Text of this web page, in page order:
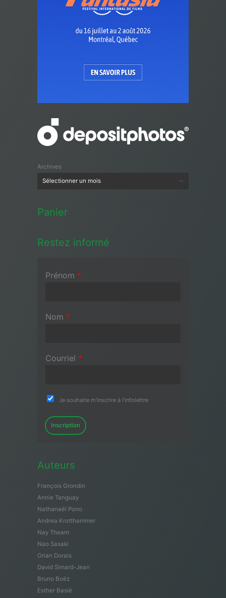
Archives
Panier
Restez informé
Prénom *
Nom *
Courriel *
Je souhaite m'inscrire à l'infolettre
Inscription
Auteurs
François Grondin
Annie Tanguay
Nathanaël Pono
Andrea Krotthammer
Nay Theam
Nao Sasaki
Orian Dorais
David Simard-Jean
Bruno Boëz
Esther Baslé